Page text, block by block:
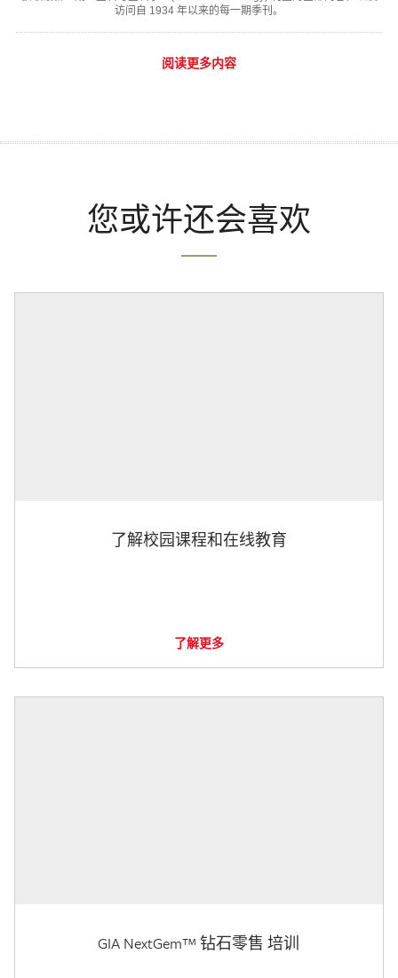
访问自 1934 年以来的每一期季刊。
阅读更多内容
您或许还会喜欢
了解校园课程和在线教育
了解更多
GIA NextGem™ 钻石零售 培训